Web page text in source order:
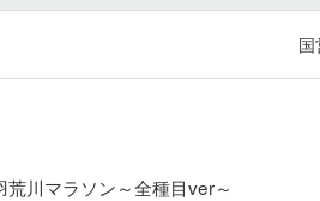
川マラソン～全種目ver～